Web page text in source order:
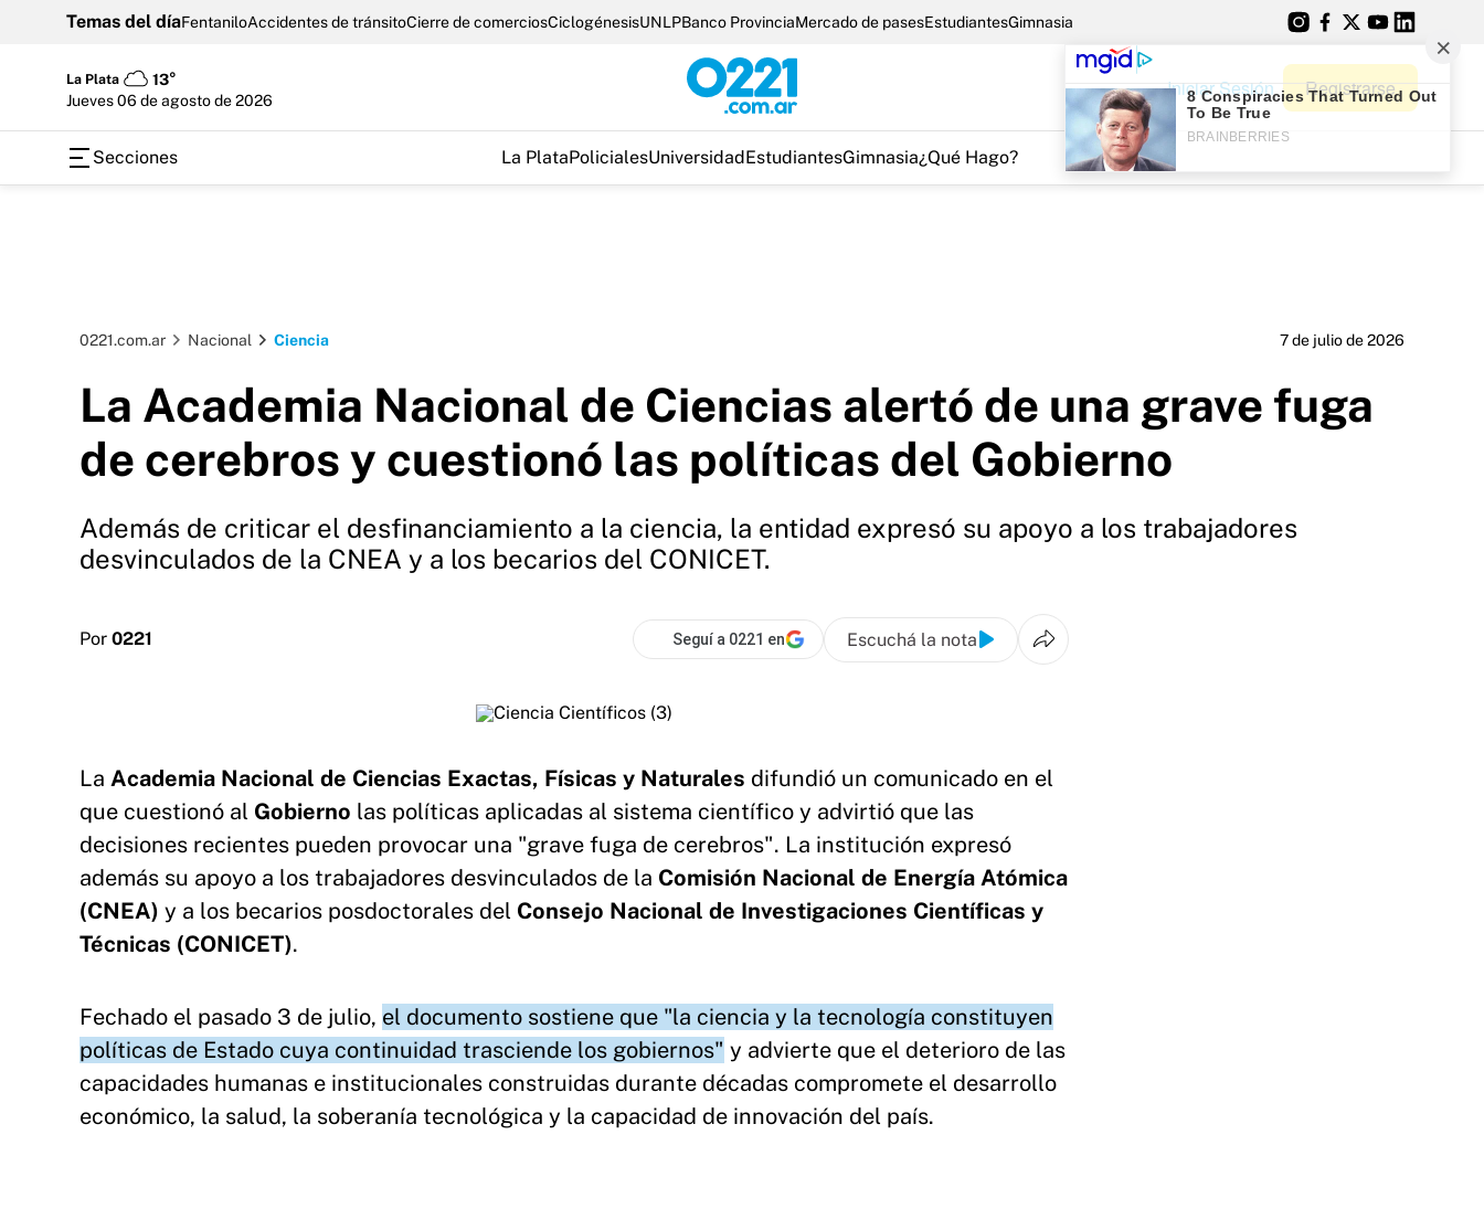
Temas del díaFentaniloAccidentes de tránsitoCierre de comerciosCiclogénesisUNLPBanco ProvinciaMercado de pasesEstudiantesGimnasia
La Plata
13°
jueves 06 de agosto de 2026
Iniciar Sesión Registrarse
Secciones La PlataPolicialesUniversidadEstudiantesGimnasia¿Qué Hago?
0221.com.ar Nacional Ciencia 7 de julio de 2026
La Academia Nacional de Ciencias alertó de una grave fuga
de cerebros y cuestionó las políticas del Gobierno
Además de criticar el desfinanciamiento a la ciencia, la entidad expresó su apoyo a los trabajadores
desvinculados de la CNEA y a los becarios del CONICET.
Por 0221 Seguí a 0221 en Escuchá la nota
La Academia Nacional de Ciencias Exactas, Físicas y Naturales difundió un comunicado en el
que cuestionó al Gobierno las políticas aplicadas al sistema científico y advirtió que las
decisiones recientes pueden provocar una "grave fuga de cerebros". La institución expresó
además su apoyo a los trabajadores desvinculados de la Comisión Nacional de Energía Atómica
(CNEA) y a los becarios posdoctorales del Consejo Nacional de Investigaciones Científicas y
Técnicas (CONICET).
Fechado el pasado 3 de julio, el documento sostiene que "la ciencia y la tecnología constituyen
políticas de Estado cuya continuidad trasciende los gobiernos" y advierte que el deterioro de las
capacidades humanas e institucionales construidas durante décadas compromete el desarrollo
económico, la salud, la soberanía tecnológica y la capacidad de innovación del país.